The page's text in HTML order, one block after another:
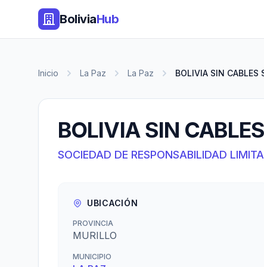
BoliviaHub
Inicio La Paz La Paz BOLIVIA SIN CABLES
BOLIVIA SIN
SOCIEDAD DE RESPONSABILIDAD
UBICACIÓN
PROVINCIA
MURILLO
MUNICIPIO